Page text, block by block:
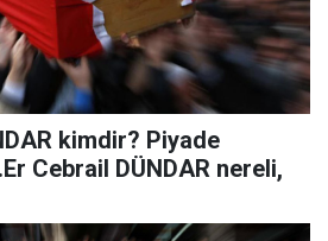
kimdir? Piyade
Cebrail DÜNDAR nereli,